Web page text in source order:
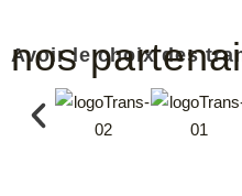
Avoir le choix des
nos